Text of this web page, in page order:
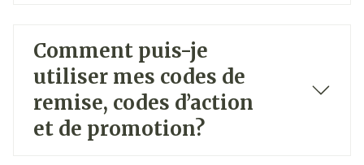
Comment puis-je
utiliser mes codes de
remise, codes d’action
et de promotion?